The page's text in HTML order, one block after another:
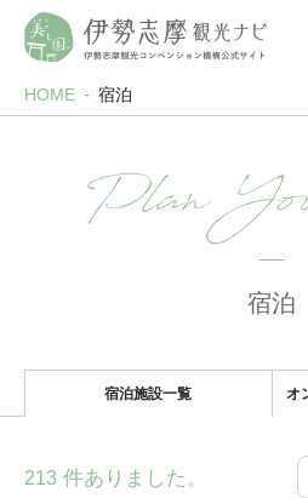
HOME 宿泊
Plan
宿泊
宿泊施設一覧 オ
213 件ありました。